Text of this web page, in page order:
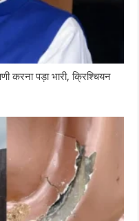
करना पड़ा भारी, क्रिश्चियन